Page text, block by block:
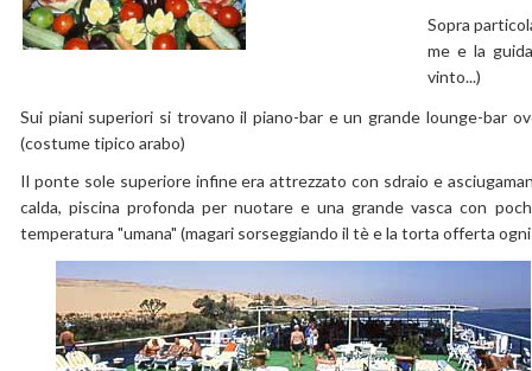
Sopra
me e la
vinto...)
Sui piani superiori si trovano il piano-bar e un grande lounge-bar
(costume tipico arabo)
Il ponte sole superiore infine era attrezzato con sdraio e
calda, piscina profonda per nuotare e una grande vasca con
temperatura "umana" (magari sorseggiando il tè e la torta offerta